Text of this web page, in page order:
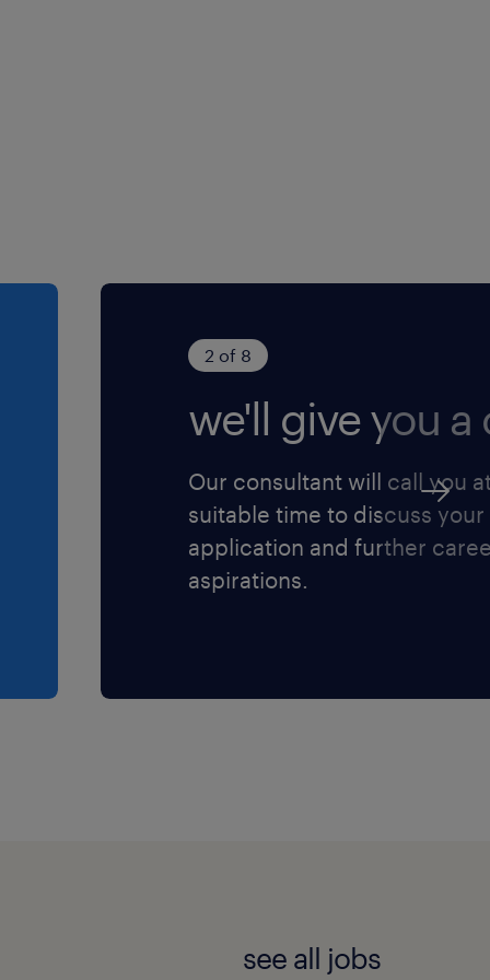
2 of 8
we'll give you a
Our consultant will call you
suitable time to discuss your
application and further
aspirations.
see all jobs